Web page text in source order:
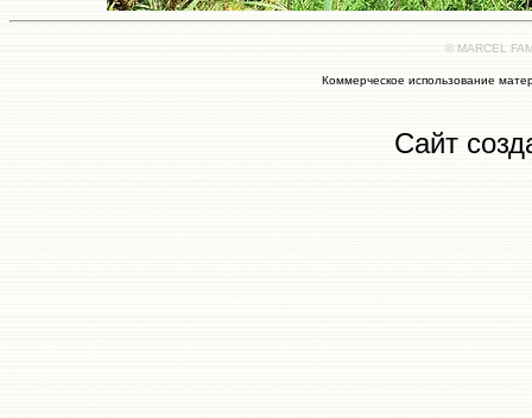
© MARCEL
Коммерческое использование
Сайт